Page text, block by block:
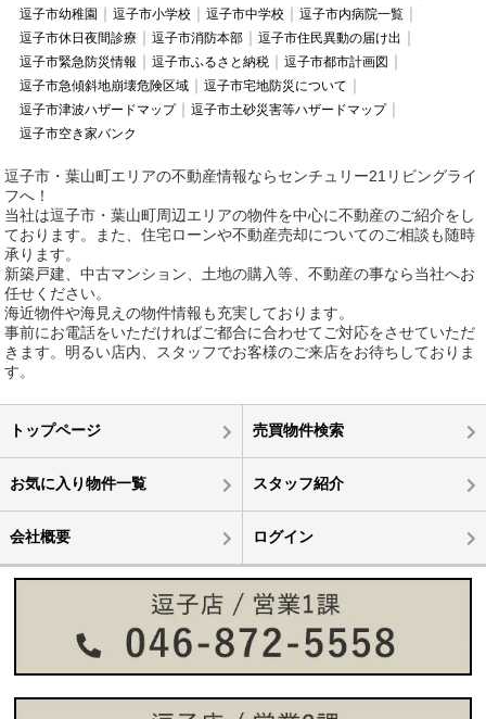
逗子市幼稚園
逗子市小学校 逗子市中学校
逗子市内病院一覧
逗子市休日夜間診療
逗子市消防本部
逗子市住民異動の届け出
逗子市緊急防災情報
逗子市ふるさと納税
逗子市都市計画図
逗子市急傾斜地崩壊危険区域
逗子市宅地防災について
逗子市津波ハザードマップ
逗子市土砂災害等ハザードマップ
逗子市空き家バンク
逗子市・葉山町エリアの不動産情報ならセンチュリー21リビングライ
フへ！
当社は逗子市・葉山町周辺エリアの物件を中心に不動産のご紹介をし
ております。また、住宅ローンや不動産売却についてのご相談も随時
承ります。
新築戸建、中古マンション、土地の購入等、不動産の事なら当社へお
任せください。
海近物件や海見えの物件情報も充実しております。
事前にお電話をいただければご都合に合わせてご対応をさせていただ
きます。明るい店内、スタッフでお客様のご来店をお待ちしておりま
す。
トップページ 売買物件検索
お気に入り物件一覧 スタッフ紹介
会社概要 ログイン